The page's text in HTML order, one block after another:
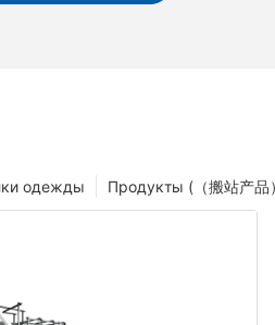
Продукты (（搬站产品
одежды